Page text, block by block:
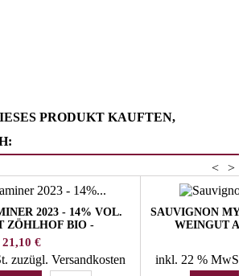
PRODUKT KAUFTEN,
>
<
2023 - 14% VOL.
ZÖHLHOF BIO -
JOSEF
Preis
21,10 €
zuzügl. Versandkosten
SAUVIGNON
WEINGUT
inkl. 22 % MwSt.